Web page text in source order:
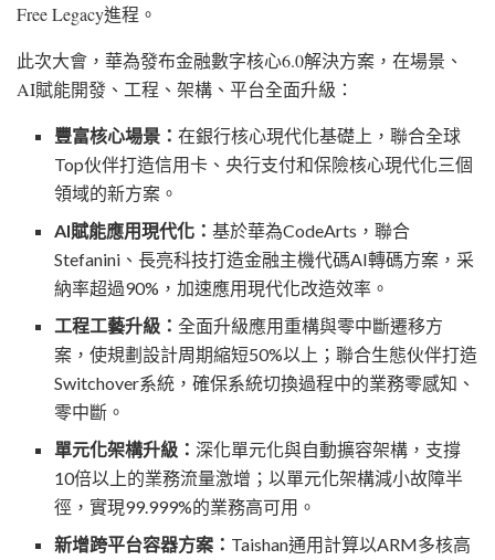
Free Legacy進程。
此次大會，華為發布金融數字核心6.0解決方案，在場景、
AI賦能開發、工程、架構、平台全面升級：
豐富核心場景：在銀行核心現代化基礎上，聯合全球
Top伙伴打造信用卡、央行支付和保險核心現代化三個
領域的新方案。
AI賦能應用現代化：基於華為CodeArts，聯合
Stefanini、長亮科技打造金融主機代碼AI轉碼方案，采
納率超過90%，加速應用現代化改造效率。
工程工藝升級：全面升級應用重構與零中斷遷移方
案，使規劃設計周期縮短50%以上；聯合生態伙伴打造
Switchover系統，確保系統切換過程中的業務零感知、
零中斷。
單元化架構升級：深化單元化與自動擴容架構，支撐
10倍以上的業務流量激增；以單元化架構減小故障半
徑，實現99.999%的業務高可用。
新增跨平台容器方案： Taishan通用計算以ARM多核高